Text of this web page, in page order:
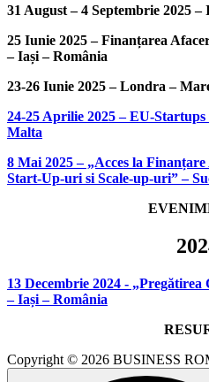
31 August – 4 Septembrie 2025
25 Iunie 2025 – Finanțarea
– Iași – România
23-26 Iunie 2025 – Londra –
24-25 Aprilie 2025 – EU-
Malta
8 Mai 2025 – „Acces la
Start-Up-uri si Scale-up-uri” –
13 Decembrie 2024 -
– Iași – România
Copyright © 2026 BUSINESS